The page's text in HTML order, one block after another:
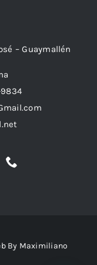
– Guaymallén
By Maximiliano